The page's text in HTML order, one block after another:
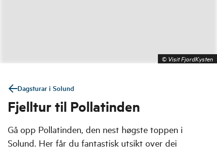
© Visit FjordKysten
Dagsturar i Solund
Fjelltur til Pollatinden
Gå opp Pollatinden, den nest høgste toppen i
Solund. Her får du fantastisk utsikt over dei